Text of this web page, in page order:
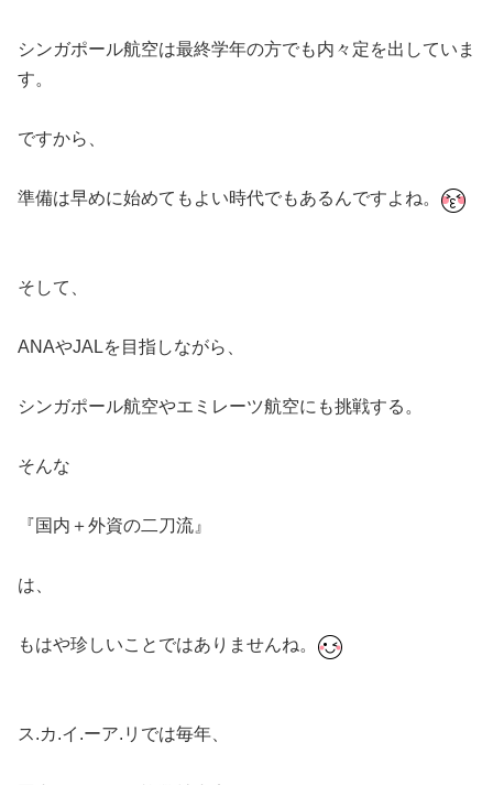
シンガポール航空は最終学年の方でも内々定を出していま
す。
ですから、
準備は早めに始めてもよい時代でもあるんですよね。
そして、
ANAやJALを目指しながら、
シンガポール航空やエミレーツ航空にも挑戦する。
そんな
『国内＋外資の二刀流』
は、
もはや珍しいことではありませんね。
ス.カ.イ.ーア.リでは毎年、